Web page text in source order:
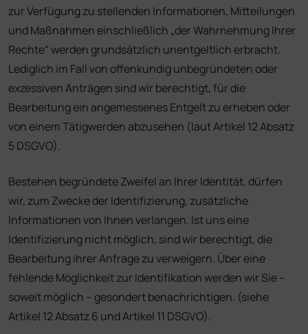
zur Verfügung zu stellenden Informationen, Mitteilungen
und Maßnahmen einschließlich „der Wahrnehmung Ihrer
Rechte“ werden grundsätzlich unentgeltlich erbracht.
Lediglich im Fall von offenkundig unbegründeten oder
exzessiven Anträgen sind wir berechtigt, für die
Bearbeitung ein angemessenes Entgelt zu erheben oder
von einem Tätigwerden abzusehen (laut Artikel 12 Absatz
5 DSGVO).
Bestehen begründete Zweifel an Ihrer Identität, dürfen
wir, zum Zwecke der Identifizierung, zusätzliche
Informationen von Ihnen verlangen. Ist uns eine
Identifizierung nicht möglich, sind wir berechtigt, die
Bearbeitung ihrer Anfrage zu verweigern. Über eine
fehlende Möglichkeit zur Identifikation werden wir Sie –
soweit möglich – gesondert benachrichtigen. (siehe
Artikel 12 Absatz 6 und Artikel 11 DSGVO).